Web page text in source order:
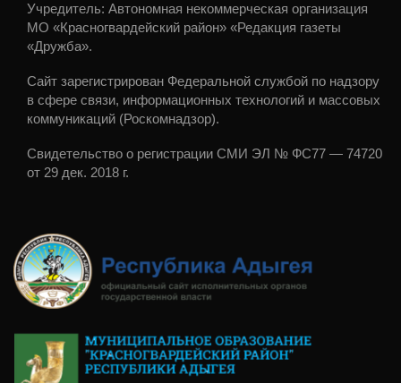
Учредитель: Автономная некоммерческая организация
МО «Красногвардейский район» «Редакция газеты
«Дружба».
Сайт зарегистрирован Федеральной службой по надзору
в сфере связи, информационных технологий и массовых
коммуникаций (Роскомнадзор).
Свидетельство о регистрации СМИ ЭЛ № ФС77 — 74720
от 29 дек. 2018 г.